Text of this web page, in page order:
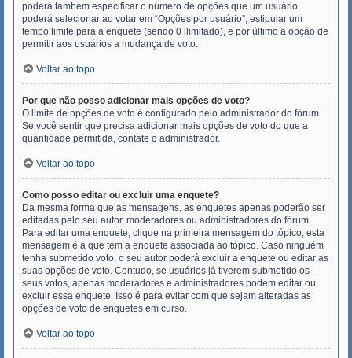
poderá também especificar o número de opções que um usuário
poderá selecionar ao votar em “Opções por usuário”, estipular um
tempo limite para a enquete (sendo 0 ilimitado), e por último a opção de
permitir aos usuários a mudança de voto.
Voltar ao topo
Por que não posso adicionar mais opções de voto?
O limite de opções de voto é configurado pelo administrador do fórum.
Se você sentir que precisa adicionar mais opções de voto do que a
quantidade permitida, contate o administrador.
Voltar ao topo
Como posso editar ou excluir uma enquete?
Da mesma forma que as mensagens, as enquetes apenas poderão ser
editadas pelo seu autor, moderadores ou administradores do fórum.
Para editar uma enquete, clique na primeira mensagem do tópico; esta
mensagem é a que tem a enquete associada ao tópico. Caso ninguém
tenha submetido voto, o seu autor poderá excluir a enquete ou editar as
suas opções de voto. Contudo, se usuários já tiverem submetido os
seus votos, apenas moderadores e administradores podem editar ou
excluir essa enquete. Isso é para evitar com que sejam alteradas as
opções de voto de enquetes em curso.
Voltar ao topo